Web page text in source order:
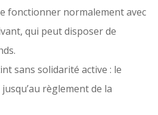
fonctionner normalement avec
qui peut disposer de
sans solidarité active : le
règlement de la